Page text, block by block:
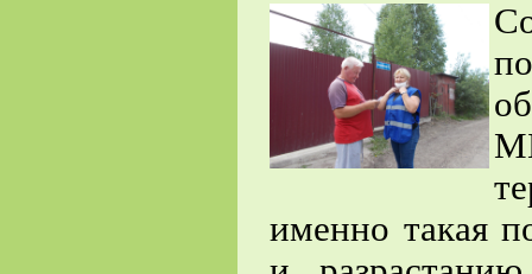
именно такая